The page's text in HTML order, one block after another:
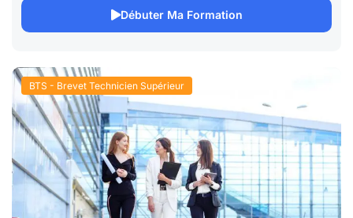
Débuter Ma Formation
BTS - Brevet Technicien Supérieur